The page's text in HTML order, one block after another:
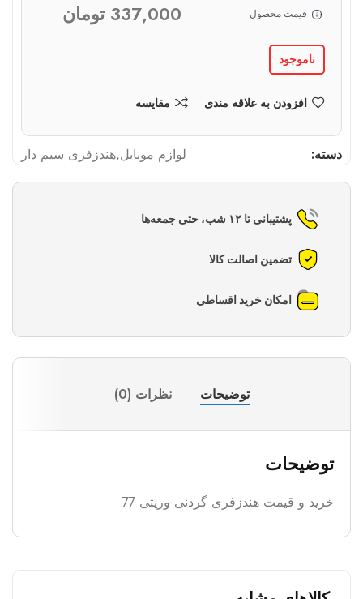
قیمت محصول 337,000 تومان
ناموجود
افزودن به علاقه مندی مقایسه
دسته: لوازم موبایل,هندزفری سیم دار
پشتیبانی تا ۱۲ شب، حتی جمعه‌ها
تضمین اصالت کالا
امکان خرید اقساطی
توضیحات نظرات (0)
توضیحات
خرید و قیمت هندزفری گردنی وریتی 77